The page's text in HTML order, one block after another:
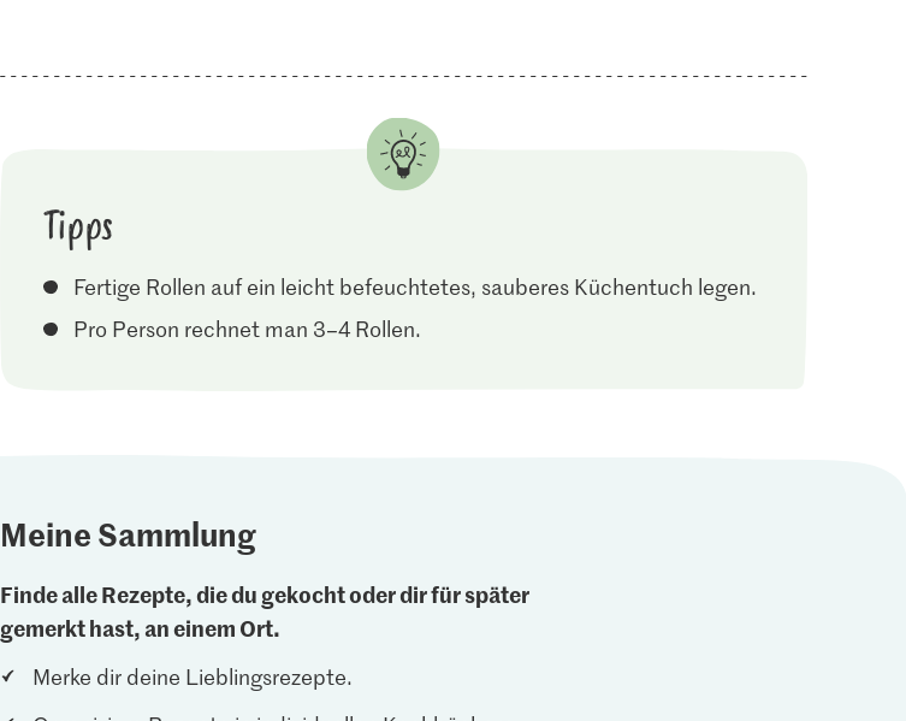
Tipps
Fertige Rollen auf ein leicht befeuchtetes, sauberes Küchentuch legen.
Pro Person rechnet man 3–4 Rollen.
Meine Sammlung
Finde alle Rezepte, die du gekocht oder dir für später
gemerkt hast, an einem Ort.
Merke dir deine Lieblingsrezepte.